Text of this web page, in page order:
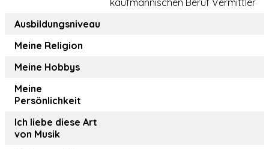
kaufmännischen Beruf Vermittler
Ausbildungsniveau
Meine Religion
Meine Hobbys
Meine
Persönlichkeit
Ich liebe diese Art
von Musik